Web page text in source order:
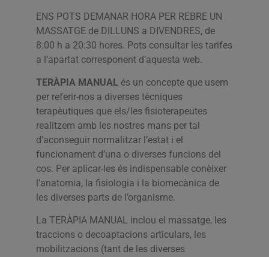
ENS POTS DEMANAR HORA PER REBRE UN
MASSATGE de DILLUNS a DIVENDRES, de
8:00 h a 20:30 hores. Pots consultar les tarifes
a l’apartat corresponent d’aquesta web.
TERÀPIA MANUAL és un concepte que usem
per referir-nos a diverses tècniques
terapèutiques que els/les fisioterapeutes
realitzem amb les nostres mans per tal
d’aconseguir normalitzar l’estat i el
funcionament d’una o diverses funcions del
cos. Per aplicar-les és indispensable conèixer
l’anatomia, la fisiologia i la biomecànica de
les diverses parts de l’organisme.
La TERÀPIA MANUAL inclou el massatge, les
traccions o decoaptacions articulars, les
mobilitzacions (tant de les diverses